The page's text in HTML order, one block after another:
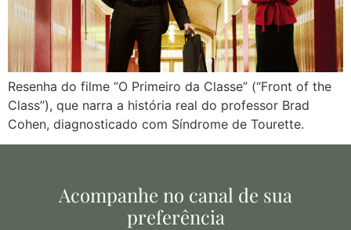
Resenha do filme “O Primeiro da Classe” (“Front of the
Class”), que narra a história real do professor Brad
Cohen, diagnosticado com Síndrome de Tourette.
Acompanhe no canal de sua
preferência